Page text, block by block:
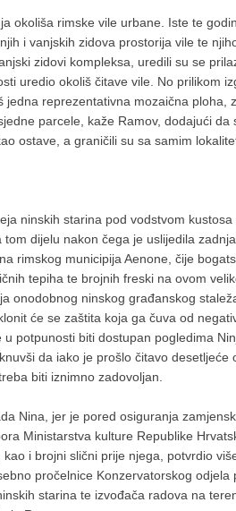
okoliša rimske vile urbane. Iste te
i vanjskih zidova prostorija vile te
zidovi kompleksa, uredili su se
uredio okoliš čitave vile. No prilikom
reprezentativna mozaična ploha,
parcele, kaže Ramov, dodajući da
ostave, a graničili su sa samim
ninskih starina pod vodstvom
dijelu nakon čega je uslijedila
rimskog municipija Aenone, čije
tepiha te brojnih freski na ovom
onodobnog ninskog građanskog
će se zaštita koja ga čuva od
potpunosti biti dostupan pogledima
da iako je prošlo čitavo desetljeće
biti iznimno zadovoljan.
Nina, jer je pored osiguranja
Ministarstva kulture Republike
i brojni slični prije njega, potvrdio
pročelnice Konzervatorskog odjela
starina te izvođača radova na